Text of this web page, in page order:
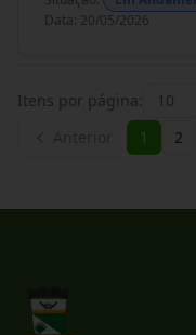
Data: 20/05/2026
Itens por página: 10
1 2